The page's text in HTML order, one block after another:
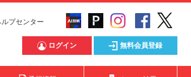
ルプセンター
ログイン 無料会員登録